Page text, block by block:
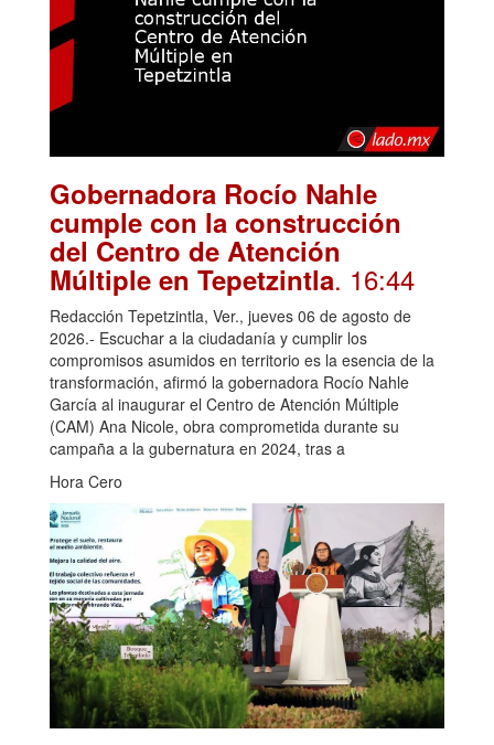
Gobernadora Rocío Nahle
cumple con la construcción
del Centro de Atención
Múltiple en Tepetzintla. 16:44
Redacción Tepetzintla, Ver., jueves 06 de agosto de
2026.- Escuchar a la ciudadanía y cumplir los
compromisos asumidos en territorio es la esencia de la
transformación, afirmó la gobernadora Rocío Nahle
García al inaugurar el Centro de Atención Múltiple
(CAM) Ana Nicole, obra comprometida durante su
campaña a la gubernatura en 2024, tras a
Hora Cero